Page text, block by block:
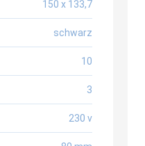
150 x 133,7
schwarz
10
3
230 v